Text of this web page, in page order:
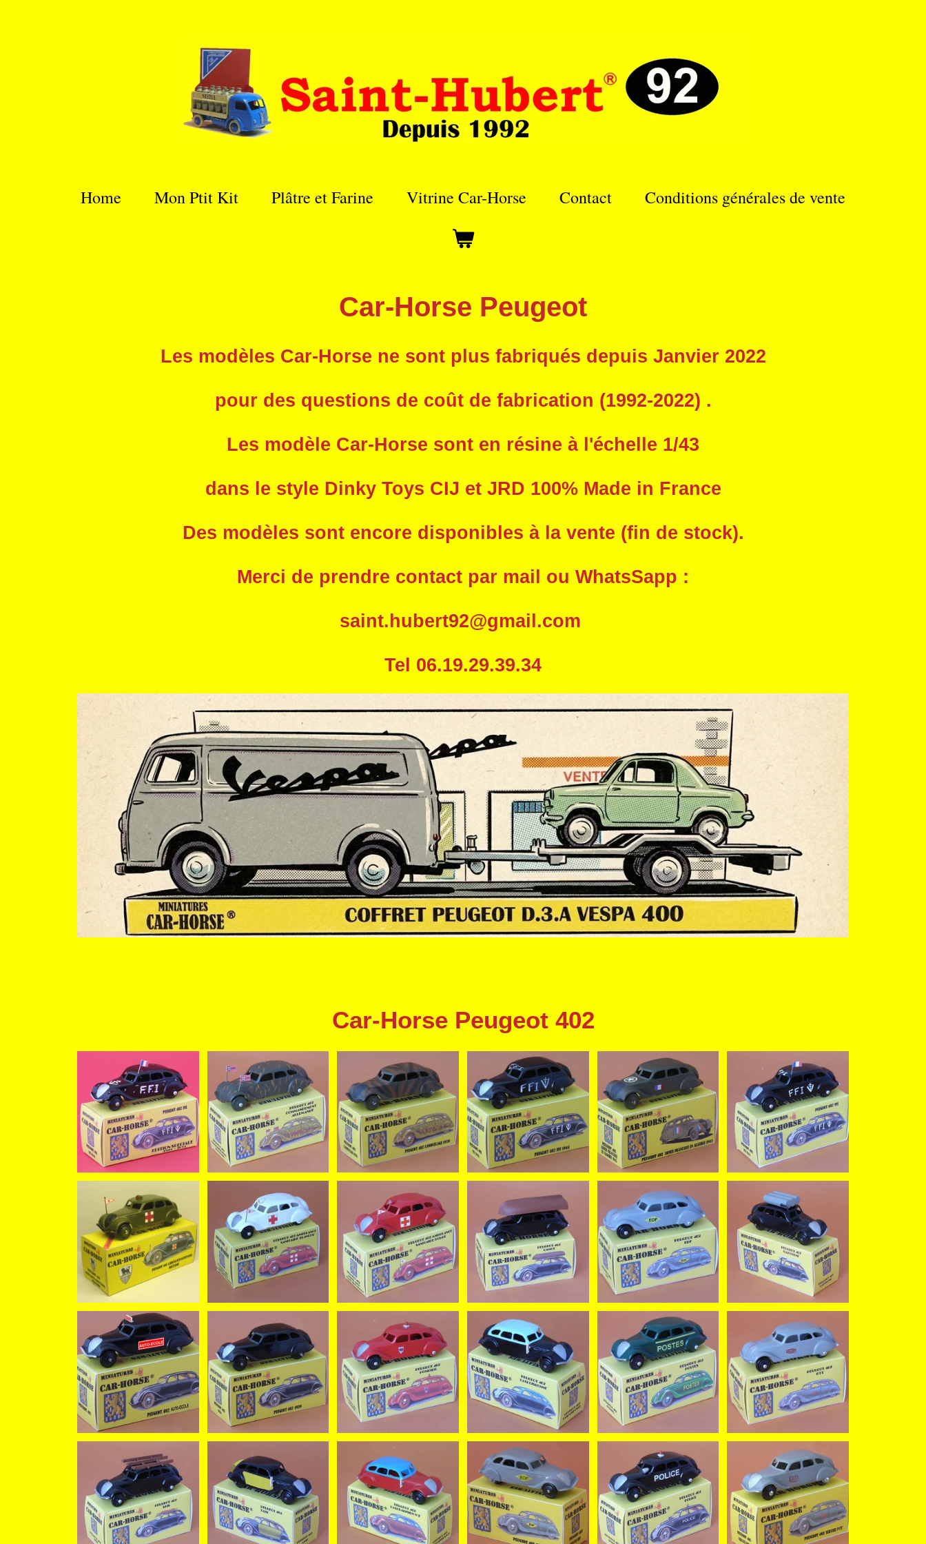
Home Mon Ptit Kit Plâtre et Farine Vitrine Car-Horse Contact Conditions générales de vente
Car-Horse Peugeot
Les modèles Car-Horse ne sont plus fabriqués depuis Janvier 2022
pour des questions de coût de fabrication (1992-2022) .
Les modèle Car-Horse sont en résine à l'échelle 1/43
dans le style Dinky Toys CIJ et JRD 100% Made in France
Des modèles sont encore disponibles à la vente (fin de stock).
Merci de prendre contact par mail ou WhatsSapp :
saint.hubert92@gmail.com
Tel 06.19.29.39.34
Car-Horse Peugeot 402